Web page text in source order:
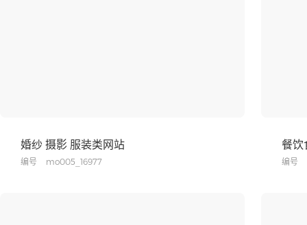
婚纱 摄影 服装类网站
编号 mo005_16977
餐饮
编号